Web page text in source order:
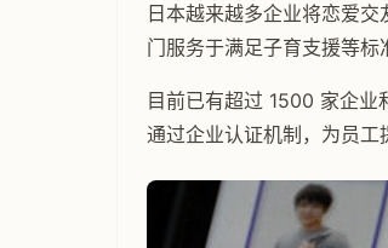
日本越来越多企业将恋爱
门服务于满足子育支援等标
目前已有超过 1500 家企
通过企业认证机制，为员工